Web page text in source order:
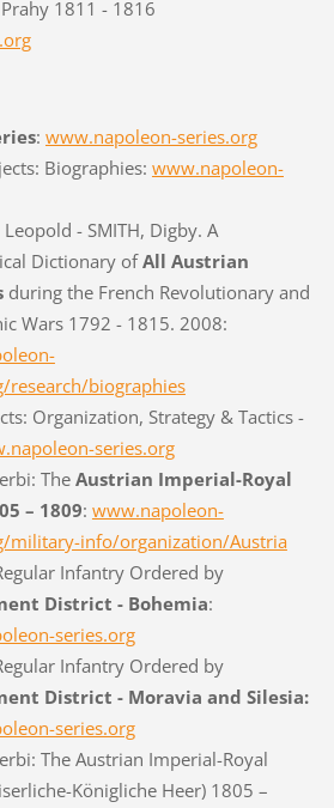
1811 - 1816
: www.napoleon-series.org
Biographies: www.napoleon-
Leopold - SMITH, Digby. A
Dictionary ofAll Austrian
during the French Revolutionary and
Wars 1792 - 1815. 2008:
research/biographies
Organization, Strategy & Tactics -
series.org
TheAustrian Imperial-Royal
– 1809: www.napoleon-
military-info/organization/Austria
Infantry Ordered by
District - Bohemia:
series.org
Infantry Ordered by
District - Moravia and Silesia:
series.org
The Austrian Imperial-Royal
Königliche Heer) 1805 –